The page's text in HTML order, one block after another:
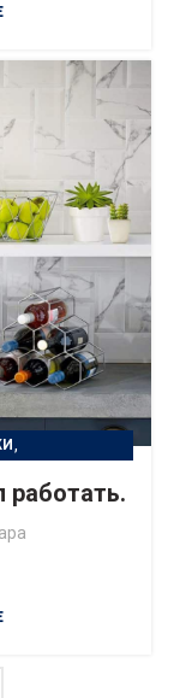
,
работать.